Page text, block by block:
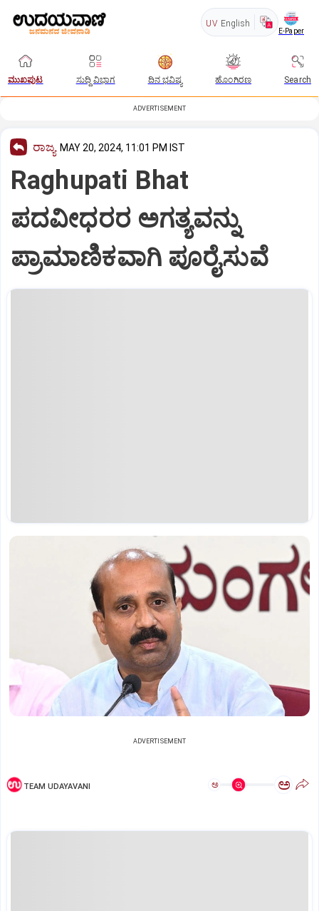
UV English
E-Paper
ಮುಖಪುಟ ಸುದ್ದಿ ವಿಭಾಗ ದಿನ ಭವಿಷ್ಯ ಹೊಂಗಿರಣ Search
ADVERTISEMENT
ರಾಜ್ಯ MAY 20, 2024, 11:01 PM IST
Raghupati Bhat
ಪದವೀಧರರ ಅಗತ್ಯವನ್ನು
ಪ್ರಾಮಾಣಿಕವಾಗಿ ಪೂರೈಸುವೆ
ADVERTISEMENT
TEAM UDAYAVANI ಅ ಅ